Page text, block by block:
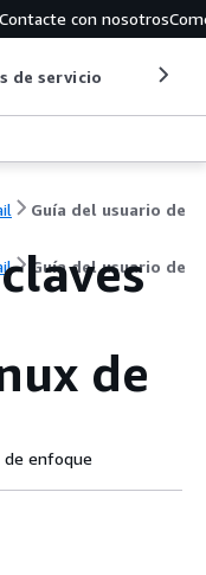
Contacte con nosotros
de servicio
Guía del usuario de
Guía del usuario de
de
de enfoque